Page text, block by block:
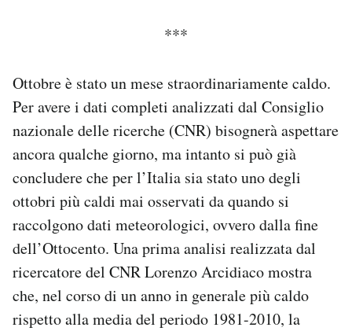
***
Ottobre è stato un mese straordinariamente caldo.
Per avere i dati completi analizzati dal Consiglio
nazionale delle ricerche (CNR) bisognerà aspettare
ancora qualche giorno, ma intanto si può già
concludere che per l’Italia sia stato uno degli
ottobri più caldi mai osservati da quando si
raccolgono dati meteorologici, ovvero dalla fine
dell’Ottocento. Una prima analisi realizzata dal
ricercatore del CNR Lorenzo Arcidiaco mostra
che, nel corso di un anno in generale più caldo
rispetto alla media del periodo 1981-2010, la